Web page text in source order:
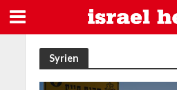
Syrien